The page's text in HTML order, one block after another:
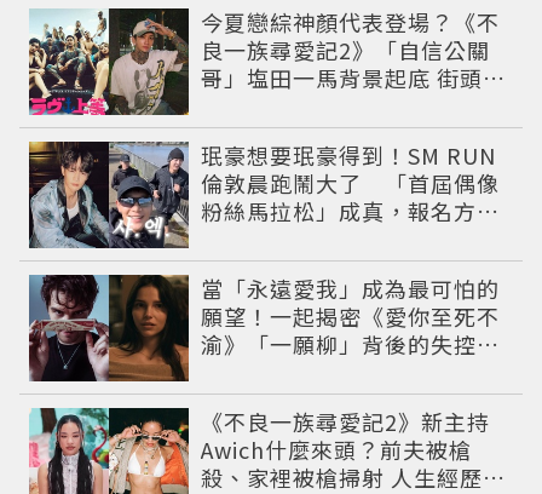
今夏戀綜神顏代表登場？《不
良一族尋愛記2》「自信公關
哥」塩田一馬背景起底 街頭辣
珉豪想要珉豪得到！SM RUN
倫敦晨跑鬧大了 「首屆偶像
粉絲馬拉松」成真，報名方式
當「永遠愛我」成為最可怕的
願望！一起揭密《愛你至死不
渝》「一願柳」背後的失控愛
《不良一族尋愛記2》新主持
Awich什麼來頭？前夫被槍
殺、家裡被槍掃射 人生經歷比